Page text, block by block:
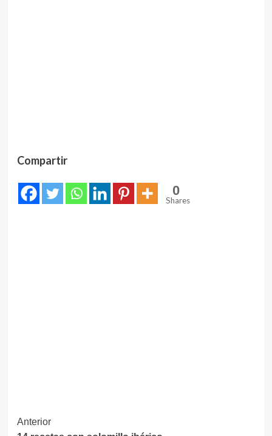
Compartir
0
Shares
Navegación
Anterior